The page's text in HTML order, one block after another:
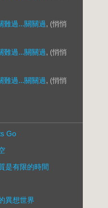
難過...關關過, (悄悄
難過...關關過, (悄悄
難過...關關過, (悄悄
Go
是有限的時間
異想世界